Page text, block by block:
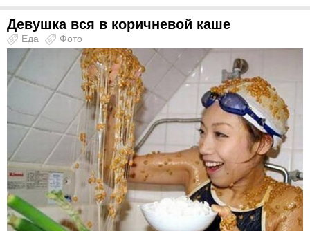
Девушка вся в коричневой каше
Еда Фото